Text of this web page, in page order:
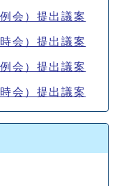
会）提出議案
会）提出議案
会）提出議案
会）提出議案